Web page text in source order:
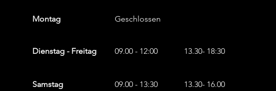
Montag Geschlossen
Dienstag - Freitag 09.00 - 12:00 13.30- 18:30
Samstag 09.00 - 13:30 13.30- 16.00